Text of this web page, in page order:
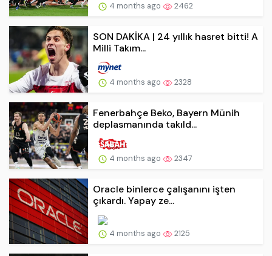
4 months ago 2462
SON DAKİKA | 24 yıllık hasret bitti! A
Milli Takım...
4 months ago 2328
Fenerbahçe Beko, Bayern Münih
deplasmanında takıld...
4 months ago 2347
Oracle binlerce çalışanını işten
çıkardı. Yapay ze...
4 months ago 2125